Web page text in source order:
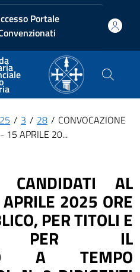
Portale
/ 3 / 28 / CONVOCAZIONE
15 APRILE 20...
CANDIDATI AL
2025 ORE
PER TITOLI E
PER IL
A TEMPO